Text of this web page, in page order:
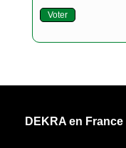
Voter
DEKRA en France